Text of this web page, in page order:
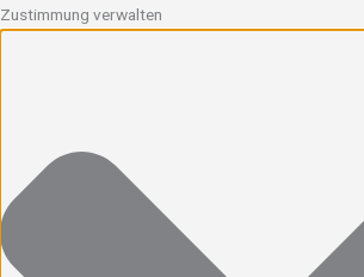
Zustimmung verwalten